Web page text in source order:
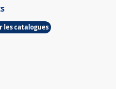
les catalogues